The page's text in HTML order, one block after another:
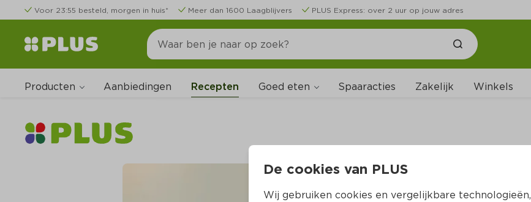
Voor 23:55 besteld, morgen in huis* Meer dan 1600 Laagblijvers PLUS Express: over 2 uur op jouw adres
Producten Aanbiedingen Recepten Goed eten Spaaracties Zakelijk Winkels
De cookies van PLUS
Wij gebruiken cookies en vergelijkbare technologieën,